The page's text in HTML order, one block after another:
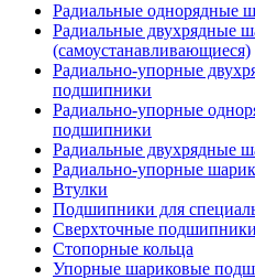
Радиальные однорядные
Радиальные двухрядные
(самоустанавливающиеся)
Радиально-упорные
подшипники
Радиально-упорные
подшипники
Радиальные двухрядные
Радиально-упорные
Втулки
Подшипники для
Сверхточные подшипники
Стопорные кольца
Упорные шариковые